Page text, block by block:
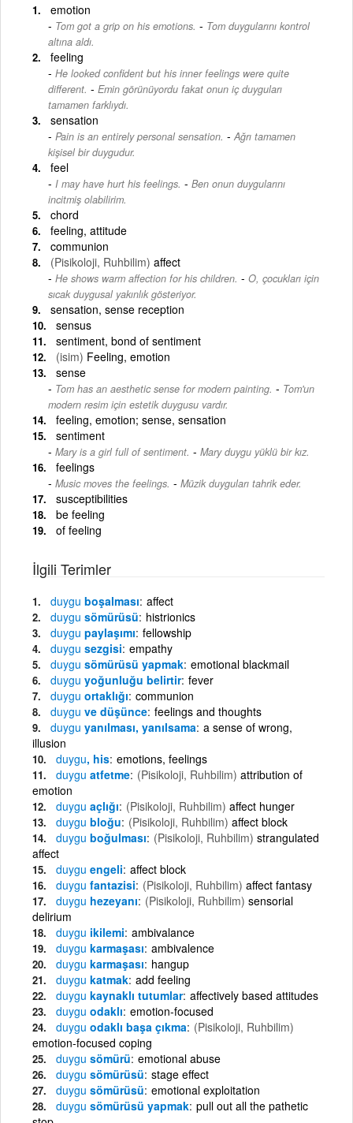
emotion
Tom got a grip on his emotions. - Tom duygularını kontrol
altına aldı.
feeling
He looked confident but his inner feelings were quite
different. - Emin görünüyordu fakat onun iç duyguları
tamamen farklıydı.
sensation
Pain is an entirely personal sensation. - Ağrı tamamen
kişisel bir duygudur.
feel
I may have hurt his feelings. - Ben onun duygularını
incitmiş olabilirim.
chord
feeling, attitude
communion
(Pisikoloji, Ruhbilim) affect
He shows warm affection for his children. - O, çocukları için
sıcak duygusal yakınlık gösteriyor.
sensation, sense reception
sensus
sentiment, bond of sentiment
(isim) Feeling, emotion
sense
Tom has an aesthetic sense for modern painting. - Tom'un
modern resim için estetik duygusu vardır.
feeling, emotion; sense, sensation
sentiment
Mary is a girl full of sentiment. - Mary duygu yüklü bir kız.
feelings
Music moves the feelings. - Müzik duyguları tahrik eder.
susceptibilities
be feeling
of feeling
İlgili Terimler
duygu boşalması affect
duygu sömürüsü histrionics
duygu paylaşımı fellowship
duygu sezgisi empathy
duygu sömürüsü yapmak emotional blackmail
duygu yoğunluğu belirtir fever
duygu ortaklığı communion
duygu ve düşünce feelings and thoughts
duygu yanılması, yanılsama a sense of wrong,
illusion
duygu, his emotions, feelings
duygu atfetme (Pisikoloji, Ruhbilim) attribution of
emotion
duygu açlığı (Pisikoloji, Ruhbilim) affect hunger
duygu bloğu (Pisikoloji, Ruhbilim) affect block
duygu boğulması (Pisikoloji, Ruhbilim) strangulated
affect
duygu engeli affect block
duygu fantazisi (Pisikoloji, Ruhbilim) affect fantasy
duygu hezeyanı (Pisikoloji, Ruhbilim) sensorial
delirium
duygu ikilemi ambivalance
duygu karmaşası ambivalence
duygu karmaşası hangup
duygu katmak add feeling
duygu kaynaklı tutumlar affectively based attitudes
duygu odaklı emotion-focused
duygu odaklı başa çıkma (Pisikoloji, Ruhbilim)
emotion-focused coping
duygu sömürü emotional abuse
duygu sömürüsü stage effect
duygu sömürüsü emotional exploitation
duygu sömürüsü yapmak pull out all the pathetic